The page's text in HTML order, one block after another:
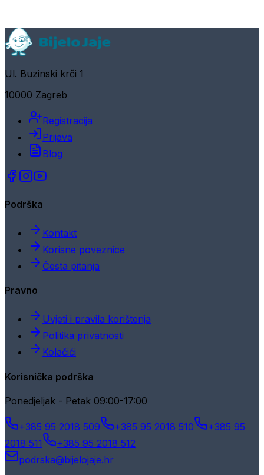
Ul. Buzinski krči 1
10000 Zagreb
Registracija
Prijava
Blog
Podrška
Kontakt
Korisne poveznice
Česta pitanja
Pravno
Uvjeti i pravila korištenja
Politika privatnosti
Kolačići
Korisnička podrška
Ponedjeljak - Petak 09:00-17:00
+385 95 2018 509 +385 95 2018 510
+385 95
2018 511
+385 95 2018 512
podrska@bijelojaje.hr